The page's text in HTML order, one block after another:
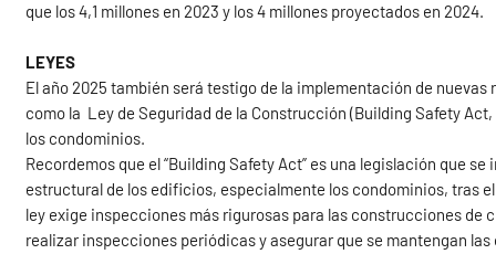
que los 4,1 millones en 2023 y los 4 millones proyectados en 2024.
LEYES
El año 2025 también será testigo de la implementación de
como la Ley de Seguridad de la Construcción (Building Safety
los condominios.
Recordemos que el “Building Safety Act” es una legislación que
estructural de los edificios, especialmente los condominios, tras
ley exige inspecciones más rigurosas para las construcciones
realizar inspecciones periódicas y asegurar que se mantengan